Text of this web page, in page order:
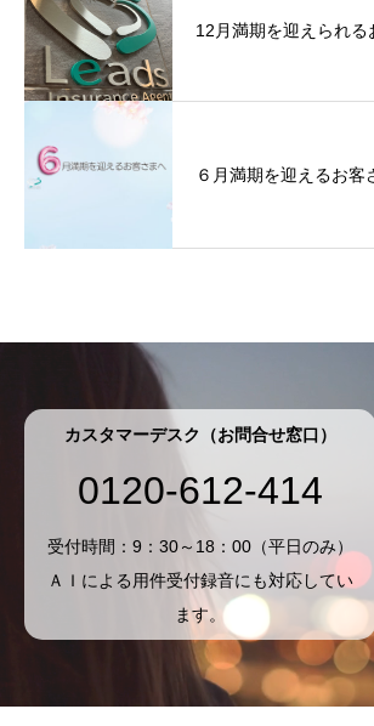
12月満期を迎えられる
６月満期を迎えるお客
カスタマーデスク（お問合せ窓口）
0120-612-414
受付時間：9：30～18：00（平日のみ）
ＡＩによる用件受付録音にも対応してい
ます。